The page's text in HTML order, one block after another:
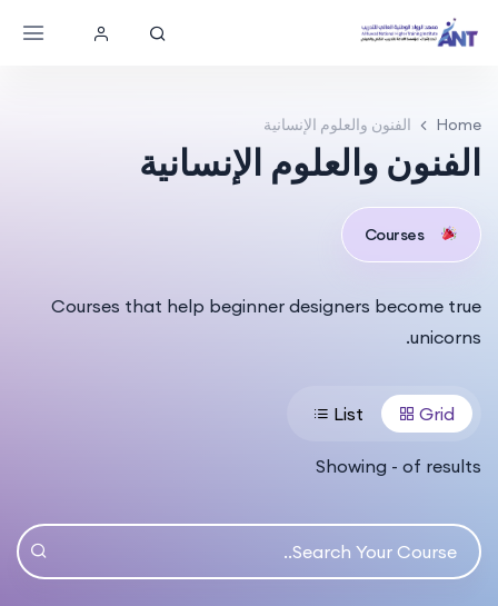
Home الفنون والعلوم الإنسانية
الفنون والعلوم الإنسانية
Courses
Courses that help beginner designers become true
unicorns.
Grid
List
Showing - of results